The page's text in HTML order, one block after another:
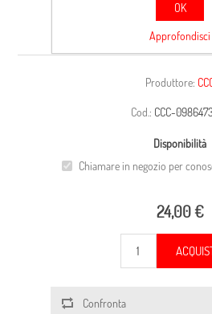
Produttore:
Cod.: CCC-
Disponibilità
Chiamare in negozio per
24,00 €
Confronta
OK
Approfondisci